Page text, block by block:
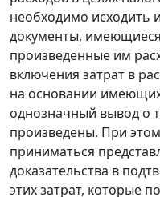
необходимо исходить
документы,
произведенные им
включения затрат в
на основании
однозначный вывод о
произведены. При
приниматься
доказательства в
этих затрат, которые